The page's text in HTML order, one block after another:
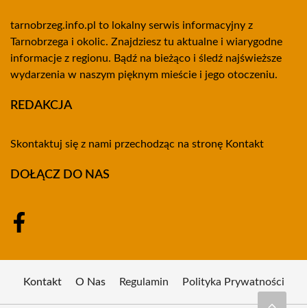
tarnobrzeg.info.pl to lokalny serwis informacyjny z
Tarnobrzega i okolic. Znajdziesz tu aktualne i wiarygodne
informacje z regionu. Bądź na bieżąco i śledź najświeższe
wydarzenia w naszym pięknym mieście i jego otoczeniu.
REDAKCJA
Skontaktuj się z nami przechodząc na stronę Kontakt
DOŁĄCZ DO NAS
Kontakt O Nas Regulamin Polityka Prywatności